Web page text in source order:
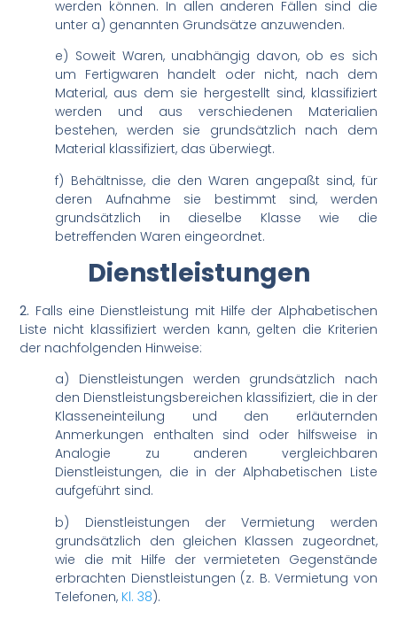
werden können. In allen anderen Fällen sind die
unter a) genannten Grundsätze anzuwenden.
e) Soweit Waren, unabhängig davon, ob es sich
um Fertigwaren handelt oder nicht, nach dem
Material, aus dem sie hergestellt sind, klassifiziert
werden und aus verschiedenen Materialien
bestehen, werden sie grundsätzlich nach dem
Material klassifiziert, das überwiegt.
f) Behältnisse, die den Waren angepaßt sind, für
deren Aufnahme sie bestimmt sind, werden
grundsätzlich in dieselbe Klasse wie die
betreffenden Waren eingeordnet.
Dienstleistungen
2. Falls eine Dienstleistung mit Hilfe der Alphabetischen
Liste nicht klassifiziert werden kann, gelten die Kriterien
der nachfolgenden Hinweise:
a) Dienstleistungen werden grundsätzlich nach
den Dienstleistungsbereichen klassifiziert, die in der
Klasseneinteilung und den erläuternden
Anmerkungen enthalten sind oder hilfsweise in
Analogie zu anderen vergleichbaren
Dienstleistungen, die in der Alphabetischen Liste
aufgeführt sind.
b) Dienstleistungen der Vermietung werden
grundsätzlich den gleichen Klassen zugeordnet,
wie die mit Hilfe der vermieteten Gegenstände
erbrachten Dienstleistungen (z. B. Vermietung von
Telefonen, Kl. 38).